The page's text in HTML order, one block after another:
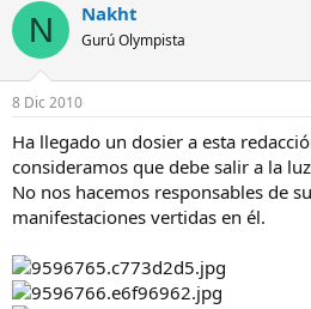
N Nakht
Gurú Olympista
8 Dic 2010
Ha llegado un dosier a esta
consideramos que debe salir a la
No nos hacemos responsables de
manifestaciones vertidas en él.